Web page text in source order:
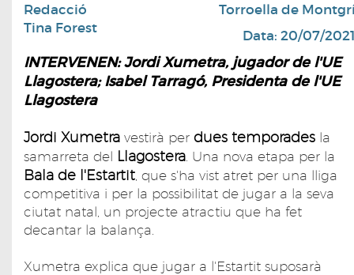
Redacció
Tina Forest
Torroella de
Data: 20/07/
INTERVENEN: Jordi Xumetra, jugador de l'UE
Llagostera; Isabel Tarragó, Presidenta de l'UE
Llagostera
Jordi Xumetra vestirà per dues temporades la
samarreta del Llagostera . Una nova etapa per la
Bala de l'Estartit , que s'ha vist atret per una lliga
competitiva i per la possibilitat de jugar a la seva
ciutat natal, un projecte atractiu que ha fet
decantar la balança.
Xumetra explica que jugar a l'Estartit suposarà